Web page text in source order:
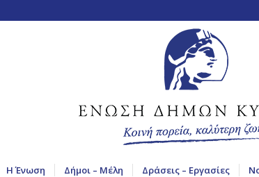
Η Ένωση Δήμοι – Μέλη Δράσεις – Εργασίες